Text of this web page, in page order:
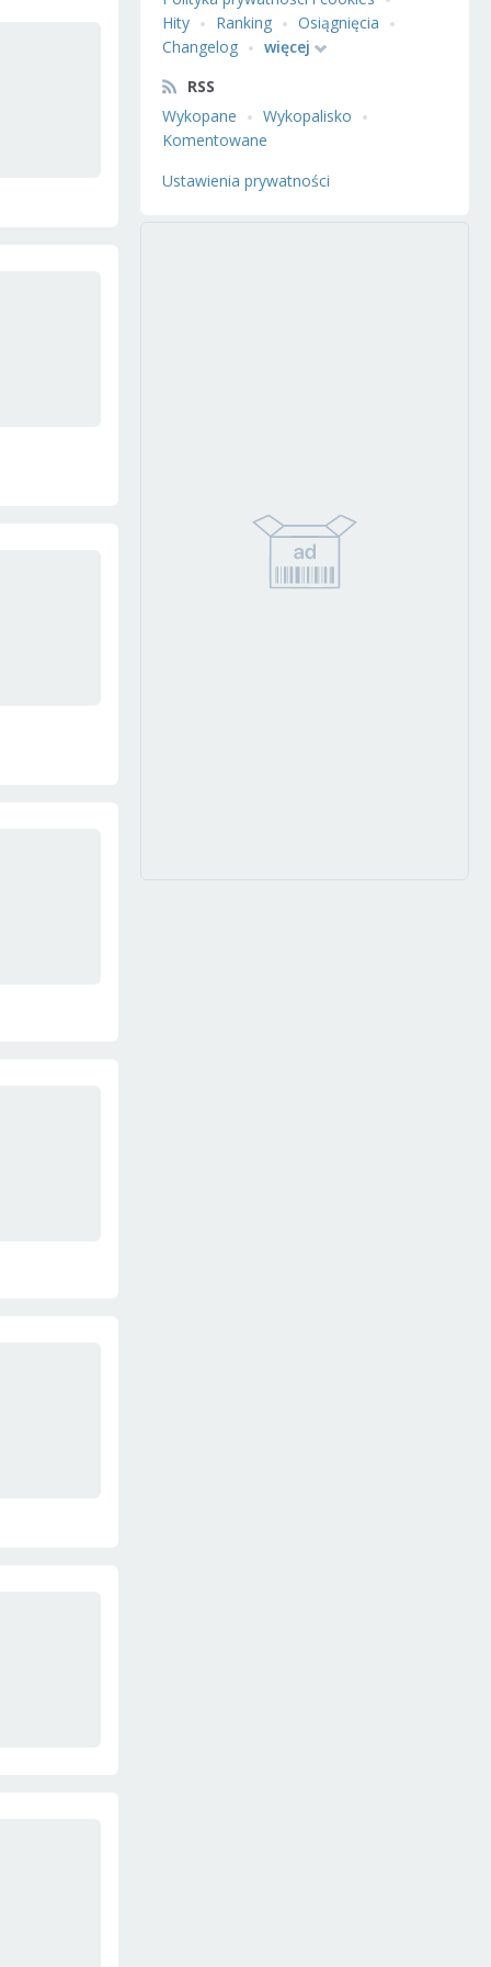
Hity
Ranking
Osiągnięcia
Changelog
więcej
RSS
Wykopane
Wykopalisko
Komentowane
Ustawienia prywatności